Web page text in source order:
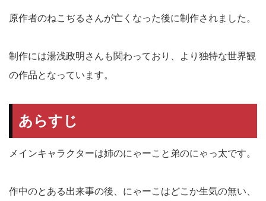
原作者のねこぢるさんが亡くなった後に制作されました。
制作には湯浅政明さんも関わっており、より独特な世界観
の作品となっています。
あらすじ
メインキャラクターは姉のにゃーこと弟のにゃっ太です。
作中のとある出来事の後、にゃーこはどこか生気の無い、